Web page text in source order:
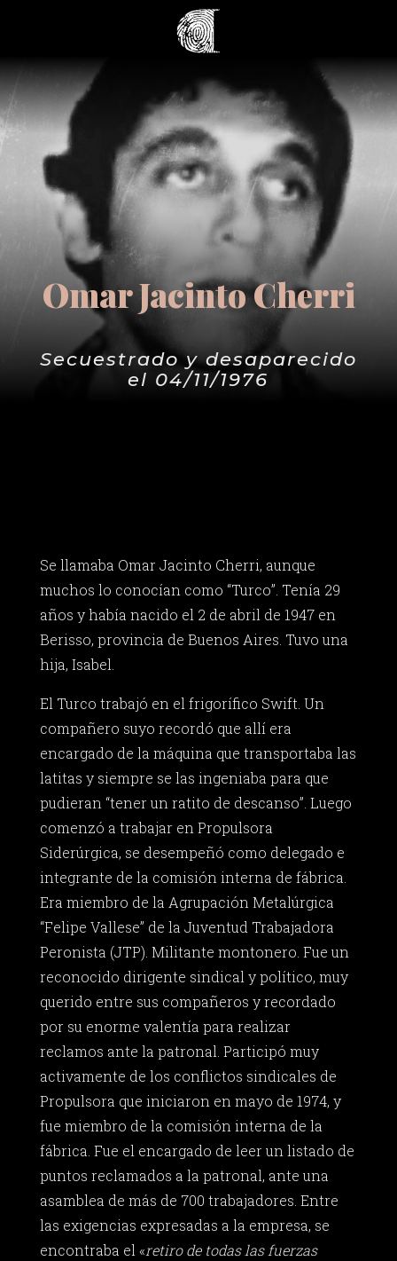
Omar Jacinto Cherri
Secuestrado y desaparecido
el 04/11/1976
Se llamaba Omar Jacinto Cherri, aunque
muchos lo conocían como “Turco”. Tenía 29
años y había nacido el 2 de abril de 1947 en
Berisso, provincia de Buenos Aires. Tuvo una
hija, Isabel.
El Turco trabajó en el frigorífico Swift. Un
compañero suyo recordó que allí era
encargado de la máquina que transportaba las
latitas y siempre se las ingeniaba para que
pudieran “tener un ratito de descanso”. Luego
comenzó a trabajar en Propulsora
Siderúrgica, se desempeñó como delegado e
integrante de la comisión interna de fábrica.
Era miembro de la Agrupación Metalúrgica
“Felipe Vallese” de la Juventud Trabajadora
Peronista (JTP). Militante montonero. Fue un
reconocido dirigente sindical y político, muy
querido entre sus compañeros y recordado
por su enorme valentía para realizar
reclamos ante la patronal. Participó muy
activamente de los conflictos sindicales de
Propulsora que iniciaron en mayo de 1974, y
fue miembro de la comisión interna de la
fábrica. Fue el encargado de leer un listado de
puntos reclamados a la patronal, ante una
asamblea de más de 700 trabajadores. Entre
las exigencias expresadas a la empresa, se
encontraba el «retiro de todas las fuerzas